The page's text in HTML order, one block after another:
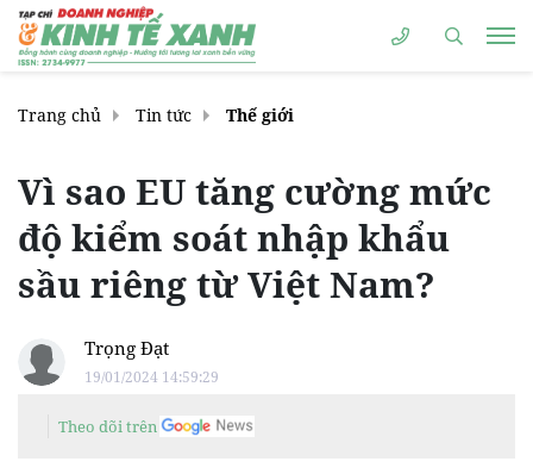
Trang chủ Tin tức Thế giới
Vì sao EU tăng cường mức
độ kiểm soát nhập khẩu
sầu riêng từ Việt Nam?
Trọng Đạt
19/01/2024 14:59:29
Theo dõi trên